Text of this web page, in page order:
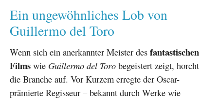
Ein ungewöhnliches Lob von
Guillermo del Toro
Wenn sich ein anerkannter Meister des fantastischen
Films wie Guillermo del Toro begeistert zeigt, horcht
die Branche auf. Vor Kurzem erregte der Oscar-
prämierte Regisseur – bekannt durch Werke wie